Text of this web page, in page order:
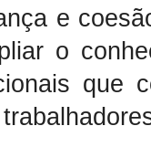
e
o
que